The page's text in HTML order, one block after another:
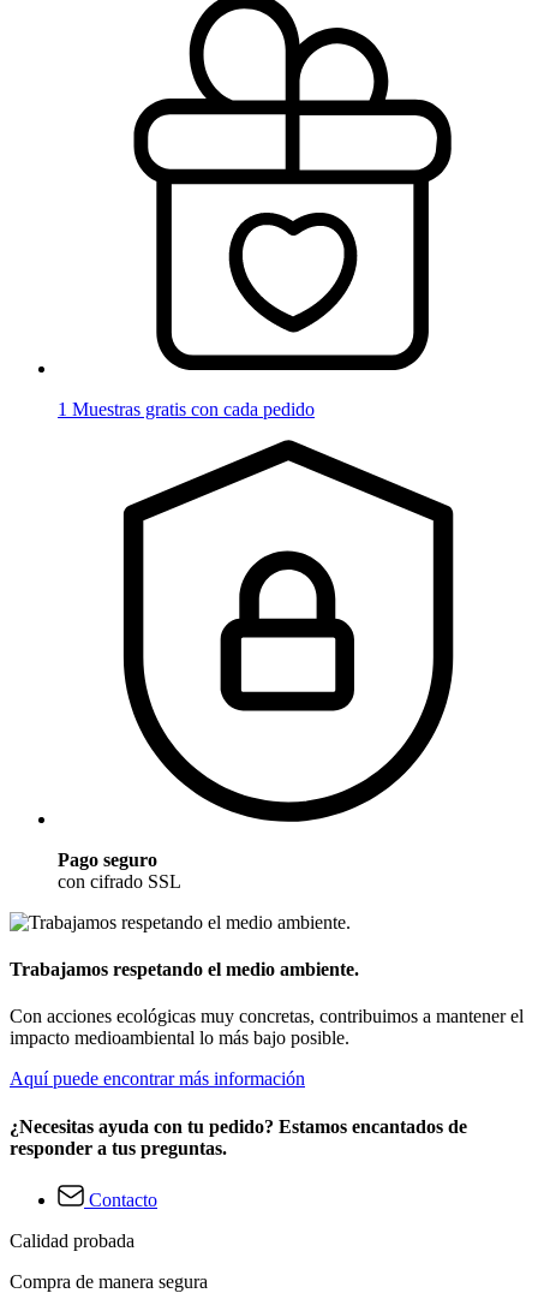
1 Muestras gratis con cada pedido
Pago seguro
con cifrado SSL
Trabajamos respetando el medio ambiente.
Con acciones ecológicas muy concretas, contribuimos a mantener el
impacto medioambiental lo más bajo posible.
Aquí puede encontrar más información
¿Necesitas ayuda con tu pedido? Estamos encantados de
responder a tus preguntas.
Contacto
Calidad probada
Compra de manera segura